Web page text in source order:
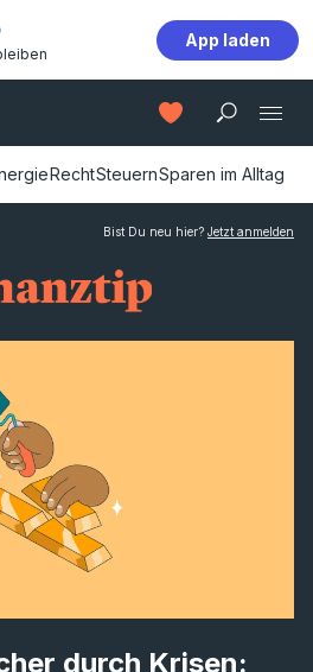
App laden
RechtSteuernSparen im Alltag
Bist Du neu hier? Jetzt anmelden
durch Krisen: